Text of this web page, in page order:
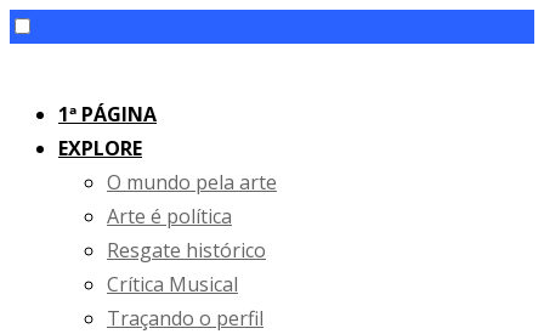
content1ª PÁGINA
EXPLORE
O mundo pela arte
Arte é política
Resgate histórico
Crítica Musical
Traçando o perfil